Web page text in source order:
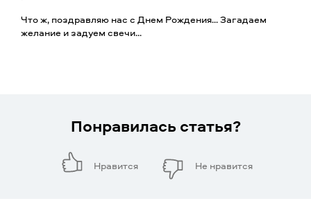
Что ж, поздравляю нас с Днем Рождения... Загадаем
желание и задуем свечи...
Понравилась статья?
Нравится Не нравится